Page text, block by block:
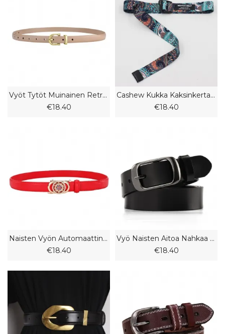
Vyöt Tytöt Muinainen Retro Koulutyttö Ohut Vyö Naisten Cut Edge Farkut Housujen Vyö
€18.40
Cashew Kukka Kaksinkertainen Rengas Solkivyö Miehille Ja Naisille Koristeellinen Painettu Vyö Canvas Vyö
€18.40
Naisten Vyön Automaattinen Solki Time To Run Fashion Belt Housujen Vyö
€18.40
Vyö Naisten Aitoa Nahkaa Muoti Pidennetyt Nahkahousut Vyö Rento Iso Koko
€18.40